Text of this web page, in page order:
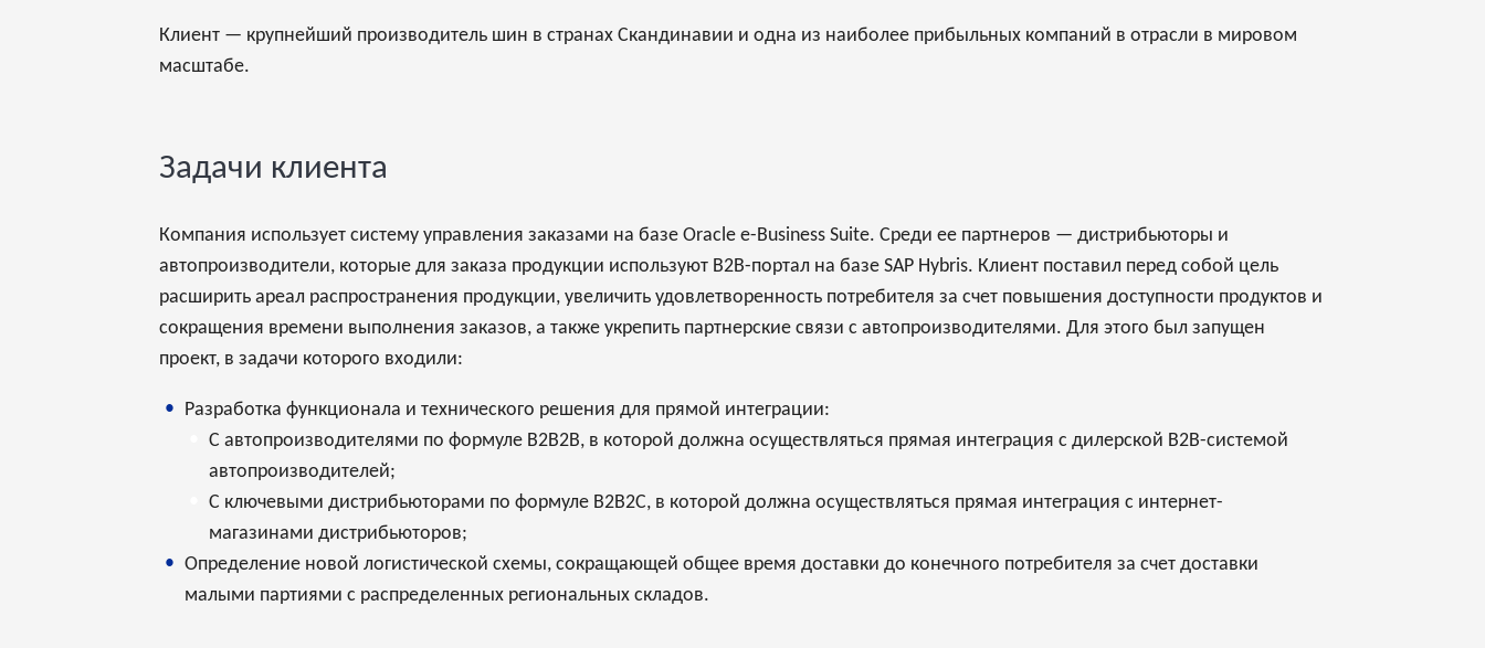
Клиент — крупнейший производитель шин в странах Скандинавии и одна из наиболее прибыльных компаний в отрасли в мировом
масштабе.
Задачи клиента
Компания использует систему управления заказами на базе Oracle e-Business Suite. Среди ее партнеров — дистрибьюторы и
автопроизводители, которые для заказа продукции используют B2B-портал на базе SAP Hybris. Клиент поставил перед собой цель
расширить ареал распространения продукции, увеличить удовлетворенность потребителя за счет повышения доступности продуктов и
сокращения времени выполнения заказов, а также укрепить партнерские связи с автопроизводителями. Для этого был запущен
проект, в задачи которого входили:
Разработка функционала и технического решения для прямой интеграции:
С автопроизводителями по формуле B2B2B, в которой должна осуществляться прямая интеграция с дилерской B2B-системой
автопроизводителей;
С ключевыми дистрибьюторами по формуле B2B2C, в которой должна осуществляться прямая интеграция с интернет-
магазинами дистрибьюторов;
Определение новой логистической схемы, сокращающей общее время доставки до конечного потребителя за счет доставки
малыми партиями с распределенных региональных складов.